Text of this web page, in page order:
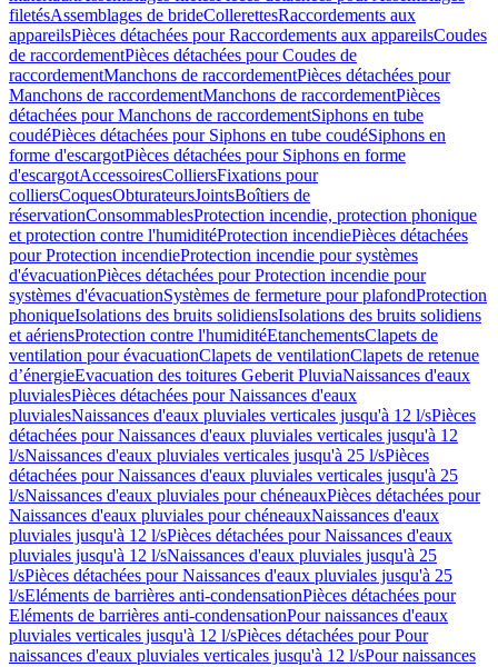
filetésAssemblages de brideCollerettesRaccordements aux
appareilsPièces détachées pour Raccordements aux appareilsCoudes
de raccordementPièces détachées pour Coudes de
raccordementManchons de raccordementPièces détachées pour
Manchons de raccordementManchons de raccordementPièces
détachées pour Manchons de raccordementSiphons en tube
coudéPièces détachées pour Siphons en tube coudéSiphons en
forme d'escargotPièces détachées pour Siphons en forme
d'escargotAccessoiresColliersFixations pour
colliersCoquesObturateursJointsBoîtiers de
réservationConsommablesProtection incendie, protection phonique
et protection contre l'humiditéProtection incendiePièces détachées
pour Protection incendieProtection incendie pour systèmes
d'évacuationPièces détachées pour Protection incendie pour
systèmes d'évacuationSystèmes de fermeture pour plafondProtection
phoniqueIsolations des bruits solidiensIsolations des bruits solidiens
et aériensProtection contre l'humiditéEtanchementsClapets de
ventilation pour évacuationClapets de ventilationClapets de retenue
d’énergieEvacuation des toitures Geberit PluviaNaissances d'eaux
pluvialesPièces détachées pour Naissances d'eaux
pluvialesNaissances d'eaux pluviales verticales jusqu'à 12 l/sPièces
détachées pour Naissances d'eaux pluviales verticales jusqu'à 12
l/sNaissances d'eaux pluviales verticales jusqu'à 25 l/sPièces
détachées pour Naissances d'eaux pluviales verticales jusqu'à 25
l/sNaissances d'eaux pluviales pour chéneauxPièces détachées pour
Naissances d'eaux pluviales pour chéneauxNaissances d'eaux
pluviales jusqu'à 12 l/sPièces détachées pour Naissances d'eaux
pluviales jusqu'à 12 l/sNaissances d'eaux pluviales jusqu'à 25
l/sPièces détachées pour Naissances d'eaux pluviales jusqu'à 25
l/sEléments de barrières anti-condensationPièces détachées pour
Eléments de barrières anti-condensationPour naissances d'eaux
pluviales verticales jusqu'à 12 l/sPièces détachées pour Pour
naissances d'eaux pluviales verticales jusqu'à 12 l/sPour naissances